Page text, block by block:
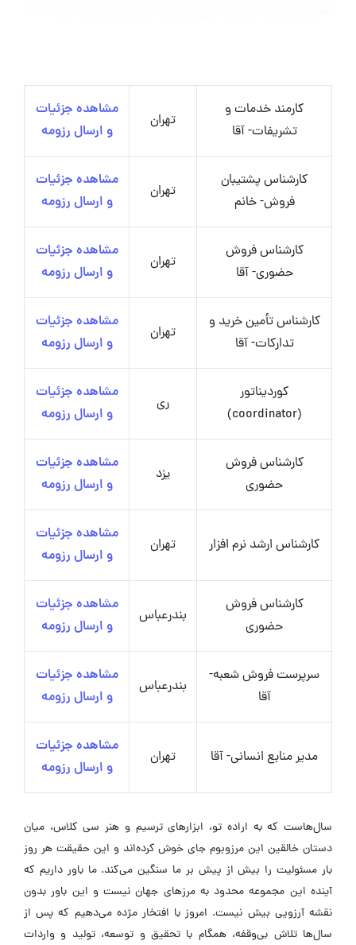
کارمند خدمات و
تشریفات- آقا
تهران
مشاهده جزئیات
و ارسال رزومه
کارشناس پشتیبان
فروش- خانم
تهران
مشاهده جزئیات
و ارسال رزومه
کارشناس فروش
حضوری- آقا
تهران
مشاهده جزئیات
و ارسال رزومه
کارشناس تأمین خرید و
تدارکات- آقا
تهران
مشاهده جزئیات
و ارسال رزومه
کوردیناتور
(coordinator)
ری
مشاهده جزئیات
و ارسال رزومه
کارشناس فروش
حضوری
یزد
مشاهده جزئیات
و ارسال رزومه
کارشناس ارشد نرم افزار تهران
مشاهده جزئیات
و ارسال رزومه
کارشناس فروش
حضوری
بندرعباس
مشاهده جزئیات
و ارسال رزومه
سرپرست فروش شعبه-
آقا
بندرعباس
مشاهده جزئیات
و ارسال رزومه
مدیر منابع انسانی- آقا تهران
مشاهده جزئیات
و ارسال رزومه
سال‌هاست که به اراده تو، ابزارهای ترسیم و هنر سی کلاس، میان
دستان خالقین این مرزوبوم جای خوش کرده‌اند و این حقیقت هر روز
بار مسئولیت را بیش از پیش بر ما سنگین می‌کند. ما باور داریم که
آینده این مجموعه محدود به مرزهای جهان نیست و این باور بدون
نقشه آرزویی بیش نیست. امروز با افتخار مژده می‌دهیم که پس از
سال‌ها تلاش بی‌وقفه، همگام با تحقیق و توسعه، تولید و واردات